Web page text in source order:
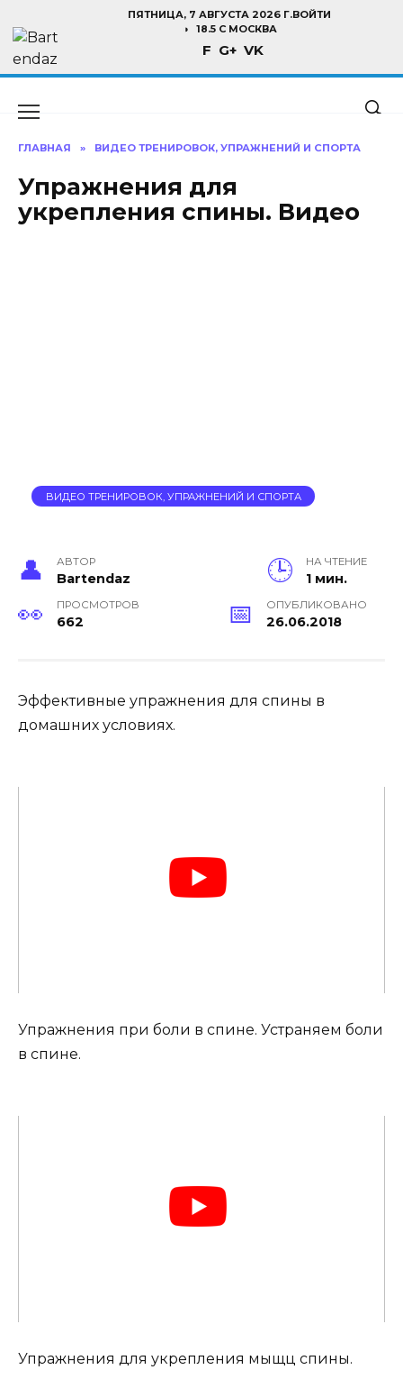
содержанию
ПЯТНИЦА, 7 АВГУСТА 2026 Г.ВОЙТИ
18.5 C МОСКВА
F G+ VK
ГЛАВНАЯ » ВИДЕО ТРЕНИРОВОК, УПРАЖНЕНИЙ И СПОРТА
Упражнения для
укрепления спины. Видео
ВИДЕО ТРЕНИРОВОК, УПРАЖНЕНИЙ И СПОРТА
АВТОР
Bartendaz
НА ЧТЕНИЕ
1 мин.
ПРОСМОТРОВ
662
ОПУБЛИКОВАНО
26.06.2018
Эффективные упражнения для спины в
домашних условиях.
Упражнения при боли в спине. Устраняем боли
в спине.
Упражнения для укрепления мыщц спины.